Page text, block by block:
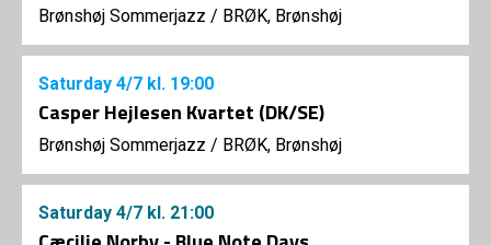
Brønshøj Sommerjazz / BRØK, Brønshøj
Saturday 4/7 kl. 19:00
Casper Hejlesen Kvartet (DK/SE)
Brønshøj Sommerjazz / BRØK, Brønshøj
Saturday 4/7 kl. 21:00